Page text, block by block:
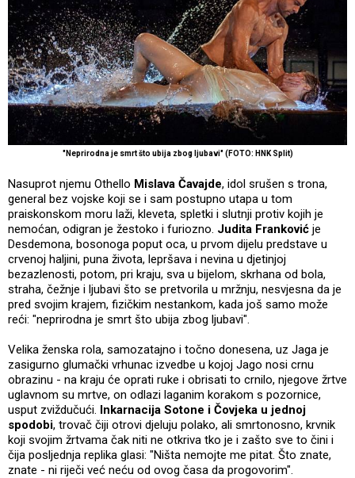
"Neprirodna je smrt što ubija zbog ljubavi" (FOTO: HNK Split)
Nasuprot njemu Othello Mislava Čavajde, idol srušen s trona,
general bez vojske koji se i sam postupno utapa u tom
praiskonskom moru laži, kleveta, spletki i slutnji protiv kojih je
nemoćan, odigran je žestoko i furiozno. Judita Franković je
Desdemona, bosonoga poput oca, u prvom dijelu predstave u
crvenoj haljini, puna života, lepršava i nevina u djetinjoj
bezazlenosti, potom, pri kraju, sva u bijelom, skrhana od bola,
straha, čežnje i ljubavi što se pretvorila u mržnju, nesvjesna da je
pred svojim krajem, fizičkim nestankom, kada još samo može
reći: "neprirodna je smrt što ubija zbog ljubavi".
Velika ženska rola, samozatajno i točno donesena, uz Jaga je
zasigurno glumački vrhunac izvedbe u kojoj Jago nosi crnu
obrazinu - na kraju će oprati ruke i obrisati to crnilo, njegove žrtve
uglavnom su mrtve, on odlazi laganim korakom s pozornice,
usput zviždučući. Inkarnacija Sotone i Čovjeka u jednoj
spodobi, trovač čiji otrovi djeluju polako, ali smrtonosno, krvnik
koji svojim žrtvama čak niti ne otkriva tko je i zašto sve to čini i
čija posljednja replika glasi: "Ništa nemojte me pitat. Što znate,
znate - ni riječi već neću od ovog časa da progovorim".